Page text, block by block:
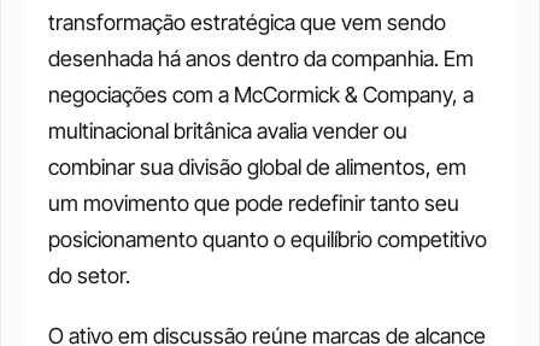
transformação estratégica que vem sendo
desenhada há anos dentro da companhia. Em
negociações com a McCormick & Company, a
multinacional britânica avalia vender ou
combinar sua divisão global de alimentos, em
um movimento que pode redefinir tanto seu
posicionamento quanto o equilíbrio competitivo
do setor.
O ativo em discussão reúne marcas de alcance